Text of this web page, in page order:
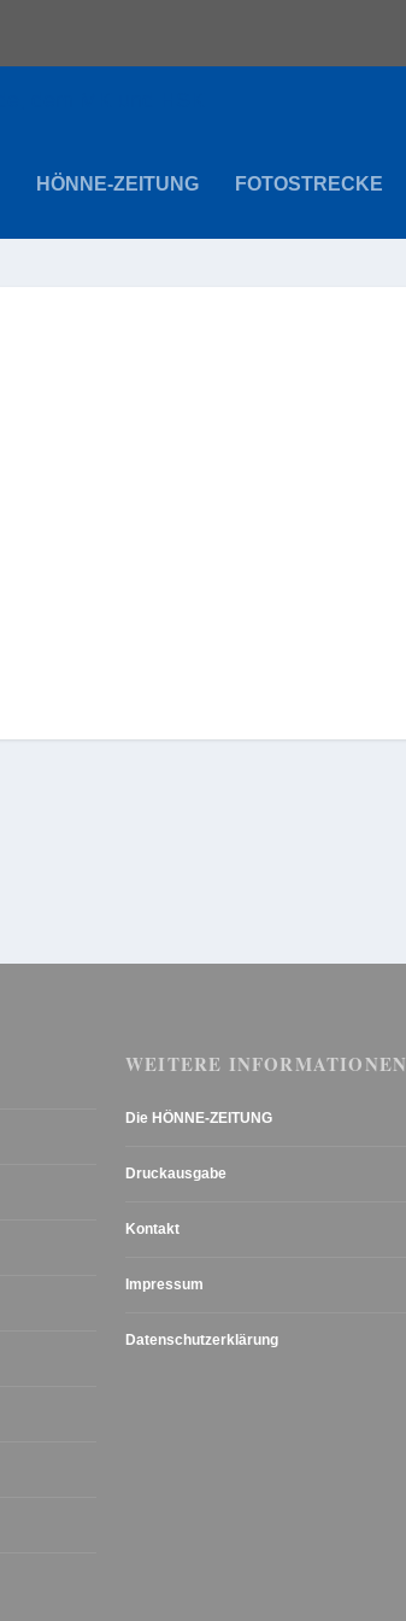
HÖNNE-ZEITUNG FOTOSTRECKE
WEITERE INFORMATIONEN
Die HÖNNE-ZEITUNG
Druckausgabe
Kontakt
Impressum
Datenschutzerklärung